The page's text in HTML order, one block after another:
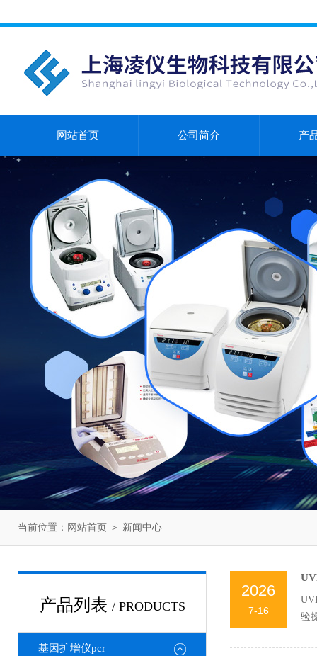
网站首页 公司简介 产
当前位置： 网站首页 ＞ 新闻中心
产品列表 / PRODUCTS
基因扩增仪pcr
2026
7-16
验